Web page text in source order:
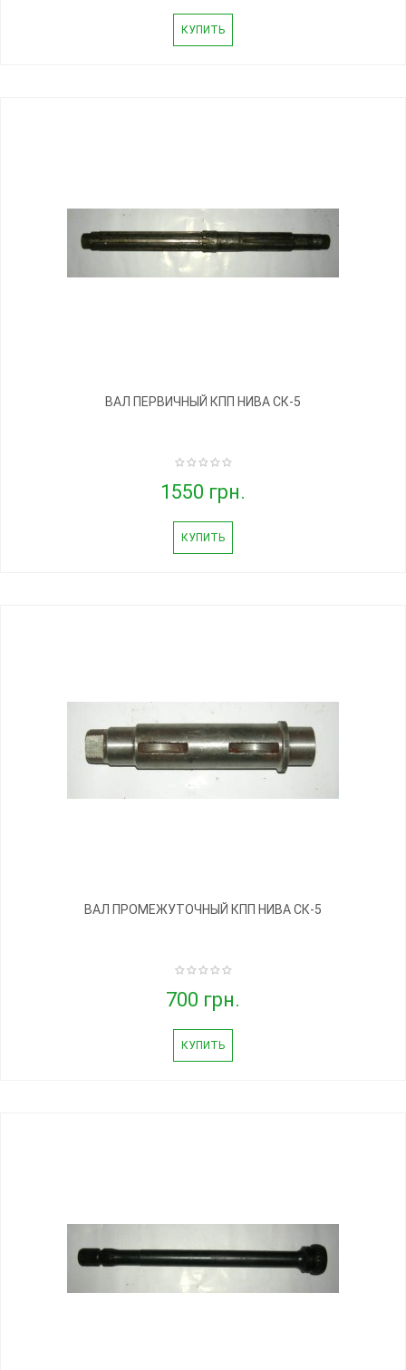
КУПИТЬ
ВАЛ ПЕРВИЧНЫЙ КПП НИВА СК-5
1550 грн.
КУПИТЬ
ВАЛ ПРОМЕЖУТОЧНЫЙ КПП НИВА СК-5
700 грн.
КУПИТЬ